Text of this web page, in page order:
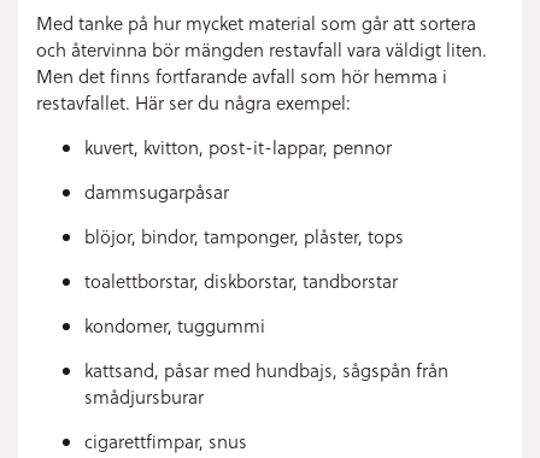
Med tanke på hur mycket material som går att sortera
och återvinna bör mängden restavfall vara väldigt liten.
Men det finns fortfarande avfall som hör hemma i
restavfallet. Här ser du några exempel:
kuvert, kvitton, post-it-lappar, pennor
dammsugarpåsar
blöjor, bindor, tamponger, plåster, tops
toalettborstar, diskborstar, tandborstar
kondomer, tuggummi
kattsand, påsar med hundbajs, sågspån från
smådjursburar
cigarettfimpar, snus